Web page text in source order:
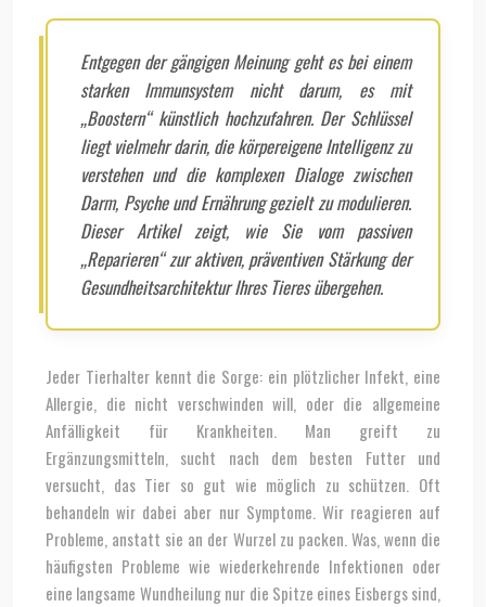
Entgegen der gängigen Meinung geht es bei einem
starken Immunsystem nicht darum, es mit
„Boostern“ künstlich hochzufahren. Der Schlüssel
liegt vielmehr darin, die körpereigene Intelligenz zu
verstehen und die komplexen Dialoge zwischen
Darm, Psyche und Ernährung gezielt zu modulieren.
Dieser Artikel zeigt, wie Sie vom passiven
„Reparieren“ zur aktiven, präventiven Stärkung der
Gesundheitsarchitektur Ihres Tieres übergehen.
Jeder Tierhalter kennt die Sorge: ein plötzlicher Infekt, eine
Allergie, die nicht verschwinden will, oder die allgemeine
Anfälligkeit für Krankheiten. Man greift zu
Ergänzungsmitteln, sucht nach dem besten Futter und
versucht, das Tier so gut wie möglich zu schützen. Oft
behandeln wir dabei aber nur Symptome. Wir reagieren auf
Probleme, anstatt sie an der Wurzel zu packen. Was, wenn die
häufigsten Probleme wie wiederkehrende Infektionen oder
eine langsame Wundheilung nur die Spitze eines Eisbergs sind,